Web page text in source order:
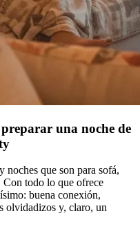
una noche de
que son para sofá,
Con todo lo que ofrece
buena conexión,
olvidadizos y, claro, un